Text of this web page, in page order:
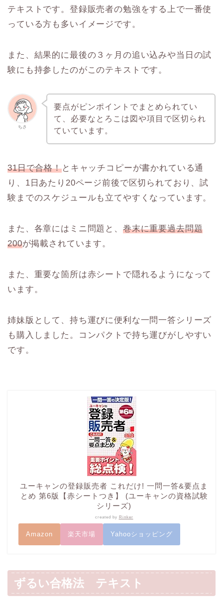
テキストです。登録販売者の勉強をする上で一番使
っている方も多いイメージです。
また、結果的に最後の３ヶ月の追い込みや当日の試
験にも持参したのがこのテキストです。
ちさ
要点がピンポイントでまとめられてい
て、必要なとろこは図や項目で区切られ
ていています。
31日で合格！とキャッチコピーが書かれている通
り、1日あたり20ページ前後で区切られており、試
験までのスケジュールも立てやすくなっています。
また、各章にはミニ問題と、 巻末に重要過去問題
200が掲載されています。
また、重要な箇所は赤シートで隠れるようになって
います。
姉妹版として、持ち運びに便利な一問一答シリーズ
も購入しました。コンパクトで持ち運びがしやすい
です。
ユーキャンの登録販売者 これだけ! 一問一答&要点ま
とめ 第6版【赤シートつき】 (ユーキャンの資格試験
シリーズ)
created by Rinker
Amazon 楽天市場 Yahooショッピング
ずるい合格法 テキスト